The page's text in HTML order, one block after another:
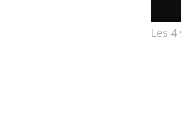
Les